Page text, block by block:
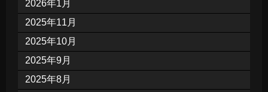
2026年1月
2025年11月
2025年10月
2025年9月
2025年8月